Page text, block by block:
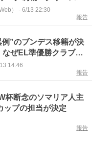
苦い2年「最終的には
） - 6/13 22:30
報告
”のブンデス移籍が決
ぜEL準優勝クラブを
冬の段階でわざわ
14:46
報告
杯断念のソマリア人主
ップの担当が決定
報告